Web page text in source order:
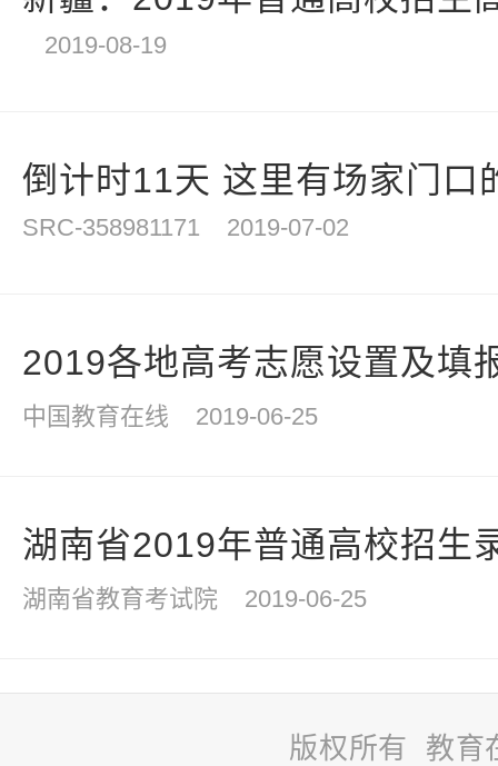
2019-08-19
倒计时11天 这里有场家门口
SRC-358981171 2019-07-02
2019各地高考志愿设置及填
中国教育在线 2019-06-25
湖南省2019年普通高校招生
湖南省教育考试院 2019-06-25
版权所有 教育